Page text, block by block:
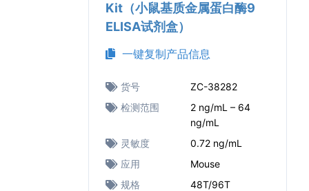
Kit（小鼠基质金属蛋白酶9
ELISA试剂盒）
一键复制产品信息
货号
ZC-38282
检测范围
2 ng/mL – 64
ng/mL
灵敏度
0.72 ng/mL
应用
Mouse
规格
48T/96T